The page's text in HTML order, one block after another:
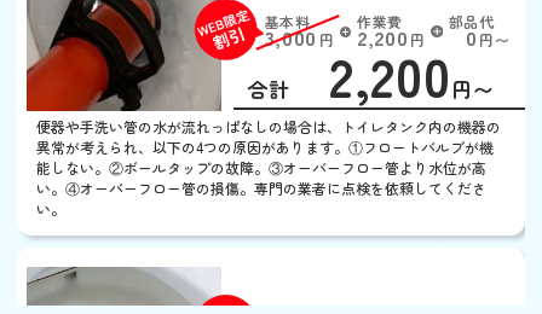
基本料
3,000 円 W
EB
限
定
割
引
作業費
2,200 円
部品代
0円〜
合計 2,200 円〜
便器や手洗い管の水が流れっぱなしの場合は、トイレタンク内の機器の
異常が考えられ、以下の4つの原因があります。①フロートバルブが機
能しない。②ボールタップの故障。③オーバーフロー管より水位が高
い。④オーバーフロー管の損傷。専門の業者に点検を依頼してくださ
い。